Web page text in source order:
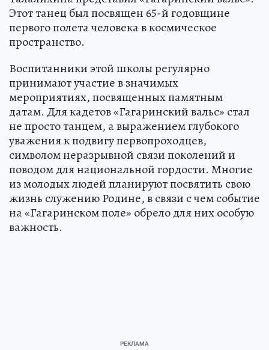
Этот танец был посвящен 65-й годовщине
первого полета человека в космическое
пространство.
Воспитанники этой школы регулярно
принимают участие в значимых
мероприятиях, посвященных памятным
датам. Для кадетов «Гагаринский вальс» стал
не просто танцем, а выражением глубокого
уважения к подвигу первопроходцев,
символом неразрывной связи поколений и
поводом для национальной гордости. Многие
из молодых людей планируют посвятить свою
жизнь служению Родине, в связи с чем событие
на «Гагаринском поле» обрело для них особую
важность.